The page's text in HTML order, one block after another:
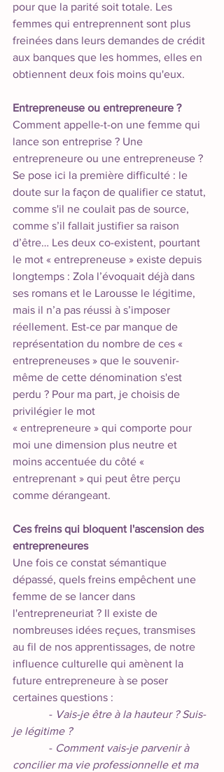
pour que la parité soit totale. Les
femmes qui entreprennent sont plus
freinées dans leurs demandes de crédit
aux banques que les hommes, elles en
obtiennent deux fois moins qu'eux.
Entrepreneuse ou entrepreneure ?
Comment appelle-t-on une femme qui
lance son entreprise ? Une
entrepreneure ou une entrepreneuse ?
Se pose ici la première difficulté : le
doute sur la façon de qualifier ce statut,
comme s'il ne coulait pas de source,
comme s’il fallait justifier sa raison
d’être… Les deux co-existent, pourtant
le mot « entrepreneuse » existe depuis
longtemps : Zola l’évoquait déjà dans
ses romans et le Larousse le légitime,
mais il n’a pas réussi à s’imposer
réellement. Est-ce par manque de
représentation du nombre de ces «
entrepreneuses » que le souvenir-
même de cette dénomination s'est
perdu ? Pour ma part, je choisis de
privilégier le mot
« entrepreneure » qui comporte pour
moi une dimension plus neutre et
moins accentuée du côté «
entreprenant » qui peut être perçu
comme dérangeant.
Ces freins qui bloquent l'ascension des
entrepreneures
Une fois ce constat sémantique
dépassé, quels freins empêchent une
femme de se lancer dans
l'entrepreneuriat ? Il existe de
nombreuses idées reçues, transmises
au fil de nos apprentissages, de notre
influence culturelle qui amènent la
future entrepreneure à se poser
certaines questions :
             -
Vais-je être à la hauteur ? Suis-
je légitime ?
             -
Comment vais-je parvenir à
concilier ma vie professionnelle et ma